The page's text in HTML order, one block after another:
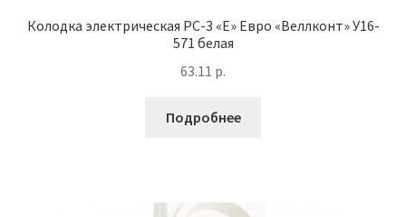
Колодка электрическая РС-3 «Е» Евро «Веллконт» У16-
571 белая
63.11 р.
Подробнее